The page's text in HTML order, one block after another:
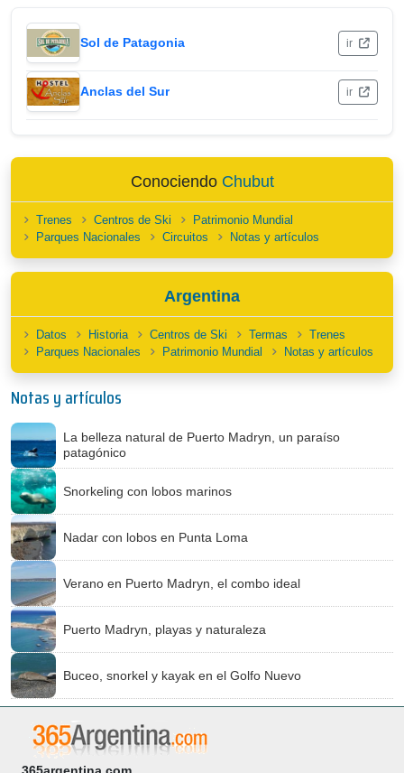
Sol de Patagonia ir
Anclas del Sur ir
Conociendo Chubut
Trenes Centros de Ski
Patrimonio Mundial
Parques Nacionales
Circuitos Notas y artículos
Argentina
Datos Historia Centros de Ski Termas
Trenes
Parques Nacionales
Patrimonio Mundial Notas y artículos
Notas y artículos
La belleza natural de Puerto Madryn, un paraíso
patagónico
Snorkeling con lobos marinos
Nadar con lobos en Punta Loma
Verano en Puerto Madryn, el combo ideal
Puerto Madryn, playas y naturaleza
Buceo, snorkel y kayak en el Golfo Nuevo